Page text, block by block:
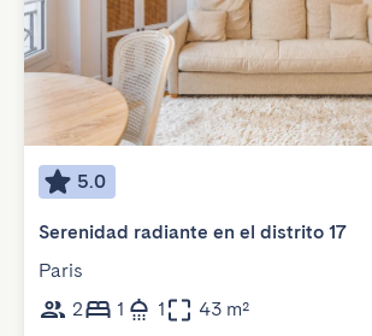
5.0
Serenidad radiante en el distrito 17
Paris
2
1 1 43 m²